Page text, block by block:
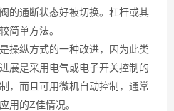
的通断状态好被切换。杠杆或其
简单方法。
操纵方式的一种改进，因为此类
展是采用电气或电子开关控制的
，而且可用微机自动控制，通常
用的Z佳情况。